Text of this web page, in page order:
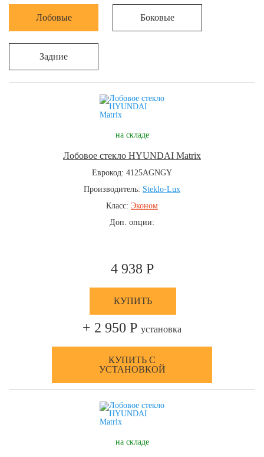
Лобовые Боковые
Задние
на складе
Лобовое стекло HYUNDAI Matrix
Еврокод: 4125AGNGY
Производитель: Steklo-Lux
Класс: Эконом
Доп. опции:
4 938 Р
КУПИТЬ
+ 2 950 Р установка
КУПИТЬ С
УСТАНОВКОЙ
на складе